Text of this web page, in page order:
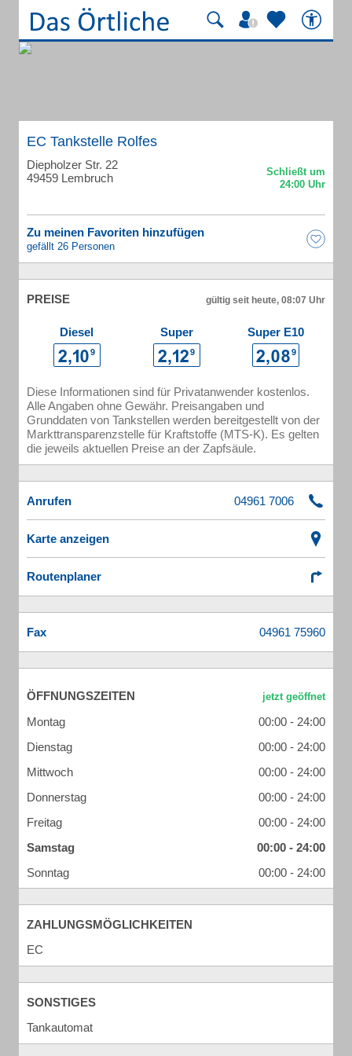
EC Tankstelle Rolfes
Diepholzer Str. 22
49459 Lembruch
Zu meinen Favoriten hinzufügen
gefällt 26 Personen
PREISE gültig seit heute, 08:07 Uhr
Diesel Super Super E10
Diese Informationen sind für Privatanwender kostenlos.
Alle Angaben ohne Gewähr. Preisangaben und
Grunddaten von Tankstellen werden bereitgestellt von der
Markttransparenzstelle für Kraftstoffe (MTS-K). Es gelten
die jeweils aktuellen Preise an der Zapfsäule.
Anrufen
Karte anzeigen
Routenplaner
Fax
ÖFFNUNGSZEITEN
Montag
00:00 - 24:00
Dienstag
00:00 - 24:00
Mittwoch
00:00 - 24:00
Donnerstag
00:00 - 24:00
Freitag
00:00 - 24:00
Samstag
00:00 - 24:00
Sonntag
00:00 - 24:00
ZAHLUNGSMÖGLICHKEITEN
EC
SONSTIGES
Tankautomat